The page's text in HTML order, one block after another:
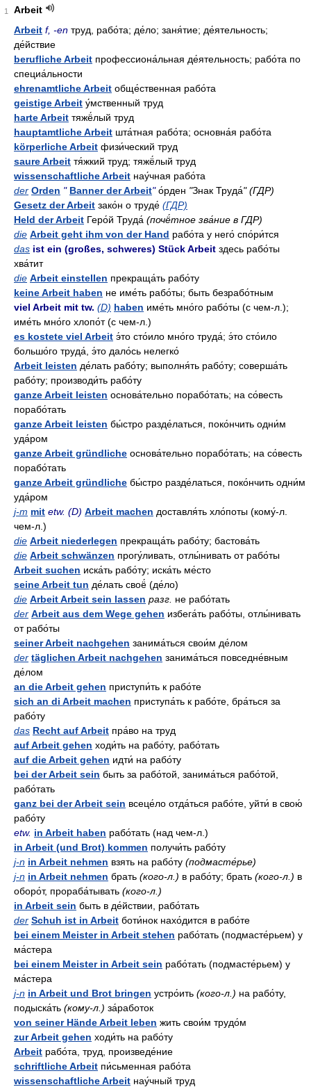
1
Arbeit
Arbeit f, -en труд, рабо́та; де́ло; заня́тие; де́ятельность;
де́йствие
berufliche Arbeit профессиона́льная де́ятельность; рабо́та по
специа́льности
ehrenamtliche Arbeit обще́ственная рабо́та
geistige Arbeit у́мственный труд
harte Arbeit тяжё́лый труд
hauptamtliche Arbeit шта́тная рабо́та; основна́я рабо́та
körperliche Arbeit физи́ческий труд
saure Arbeit тя́жкий труд; тяжё́лый труд
wissenschaftliche Arbeit нау́чная рабо́та
der Orden " Banner der Arbeit"о́рден "Знак Труда́" (ГДР)
Gesetz der Arbeit зако́н о труде́ (ГДР)
Held der Arbeit Геро́й Труда́ (почё́тное зва́ние в ГДР)
die Arbeit geht ihm von der Hand рабо́та у него́ спо́ри́тся
das ist ein (großes, schweres) Stück Arbeit здесь рабо́ты
хва́тит
die Arbeit einstellen прекраща́ть рабо́ту
keine Arbeit haben не име́ть рабо́ты; быть безрабо́тным
viel Arbeit mit tw. (D) haben име́ть мно́го рабо́ты (с чем-л.);
име́ть мно́го хлопо́т (с чем-л.)
es kostete viel Arbeit э́то сто́ило мно́го труда́; э́то сто́ило
большо́го труда́, э́то дало́сь нелегко́
Arbeit leisten де́лать рабо́ту; выполня́ть рабо́ту; соверша́ть
рабо́ту; производи́ть рабо́ту
ganze Arbeit leisten основа́тельно порабо́тать; на со́весть
порабо́тать
ganze Arbeit leisten бы́стро разде́латься, поко́нчить одни́м
уда́ром
ganze Arbeit gründliche основа́тельно порабо́тать; на со́весть
порабо́тать
ganze Arbeit gründliche бы́стро разде́латься, поко́нчить одни́м
уда́ром
j-m mit etw. (D) Arbeit machen доставля́ть хло́поты (кому́-л.
чем-л.)
die Arbeit niederlegen прекраща́ть рабо́ту; бастова́ть
die Arbeit schwänzen прогу́ливать, отлы́нивать от рабо́ты
Arbeit suchen иска́ть рабо́ту; иска́ть ме́сто
seine Arbeit tun де́лать своё́ (де́ло)
die Arbeit Arbeit sein lassen разг. не рабо́тать
der Arbeit aus dem Wege gehen избега́ть рабо́ты, отлы́нивать
от рабо́ты
seiner Arbeit nachgehen занима́ться свои́м де́лом
der täglichen Arbeit nachgehen занима́ться повседне́вным
де́лом
an die Arbeit gehen приступи́ть к рабо́те
sich an di Arbeit machen приступа́ть к рабо́те, бра́ться за
рабо́ту
das Recht auf Arbeit пра́во на труд
auf Arbeit gehen ходи́ть на рабо́ту, рабо́тать
auf die Arbeit gehen идти́ на рабо́ту
bei der Arbeit sein быть за рабо́той, занима́ться рабо́той,
рабо́тать
ganz bei der Arbeit sein всеце́ло отда́ться рабо́те, уйти́ в свою́
рабо́ту
etw. in Arbeit haben рабо́тать (над чем-л.)
in Arbeit (und Brot) kommen получи́ть рабо́ту
j-n in Arbeit nehmen взять на рабо́ту (подмасте́рье)
j-n in Arbeit nehmen брать (кого-л.) в рабо́ту; брать (кого-л.) в
оборо́т, прораба́тывать (кого-л.)
in Arbeit sein быть в де́йствии, рабо́тать
der Schuh ist in Arbeit боти́нок нахо́дится в рабо́те
bei einem Meister in Arbeit stehen рабо́тать (подмасте́рьем) у
ма́стера
bei einem Meister in Arbeit sein рабо́тать (подмасте́рьем) у
ма́стера
j-n in Arbeit und Brot bringen устро́ить (кого-л.) на рабо́ту,
подыска́ть (кому-л.) за́работок
von seiner Hände Arbeit leben жить свои́м трудо́м
zur Arbeit gehen ходи́ть на рабо́ту
Arbeit рабо́та, труд, произведе́ние
schriftliche Arbeit пи́сьменная рабо́та
wissenschaftliche Arbeit нау́чный труд